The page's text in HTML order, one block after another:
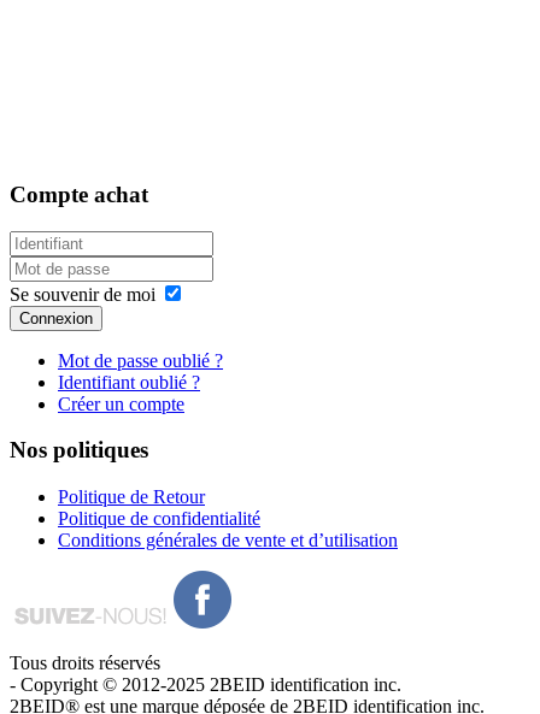
Compte achat
Se souvenir de moi
Connexion
Mot de passe oublié ?
Identifiant oublié ?
Créer un compte
Nos politiques
Politique de Retour
Politique de confidentialité
Conditions générales de vente et d’utilisation
Tous droits réservés
- Copyright © 2012-2025 2BEID identification inc.
2BEID® est une marque déposée de 2BEID identification inc.